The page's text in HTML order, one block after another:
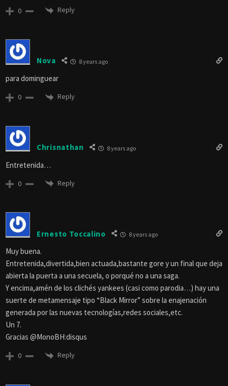
0 Reply
Nova 8 years ago
para dominguear
0 Reply
Chrisnathan 8 years ago
Entretenida…
0 Reply
Ernesto Toccalino 8 years ago
Muy buena.
Entretenida,divertida,bien actuada,bastante gore y un final que deja
abierta la puerta a una secuela, o porqué no a una saga.
Y encima,amén de los clichés yankees (casi como parodia…) hay una
suerte de metamensaje tipo “Black Mirror” sobre la enajenación
generada por las nuevas tecnologías,redes sociales,etc.
Un 7.
Gracias @MonoBH:disqus
0 Reply